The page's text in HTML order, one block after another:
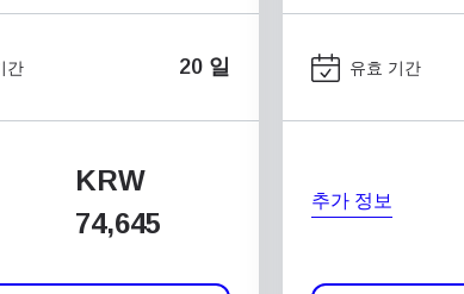
간 20 일
KRW
74,645
유효 기간
추가 정보